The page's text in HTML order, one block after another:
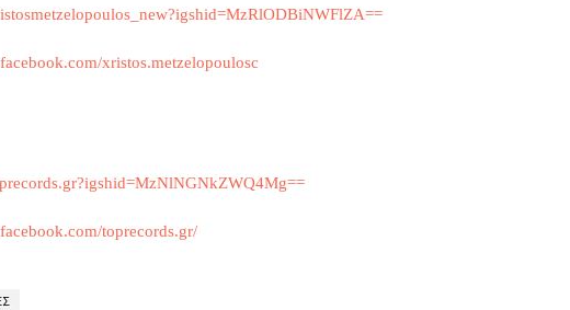
igshid=MzRlODBiNWFlZA==
xristos.metzelopoulosc
MzNlNGNkZWQ4Mg==
toprecords.gr/